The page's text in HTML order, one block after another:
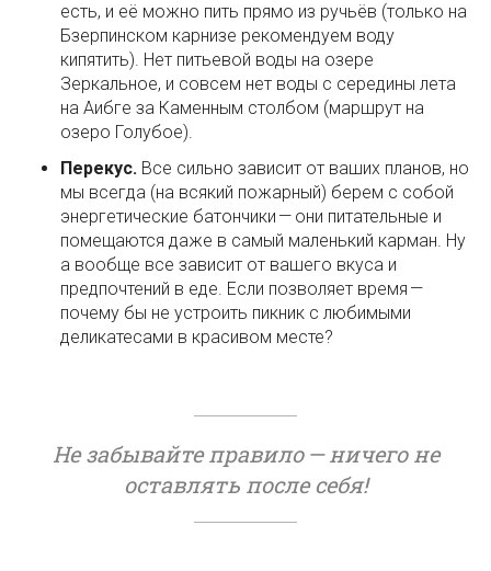
есть, и её можно пить прямо из ручьёв (только на
Бзерпинском карнизе рекомендуем воду
кипятить). Нет питьевой воды на озере
Зеркальное, и совсем нет воды с середины лета
на Аибге за Каменным столбом (маршрут на
озеро Голубое).
Перекус. Все сильно зависит от ваших планов, но
мы всегда (на всякий пожарный) берем с собой
энергетические батончики — они питательные и
помещаются даже в самый маленький карман. Ну
а вообще все зависит от вашего вкуса и
предпочтений в еде. Если позволяет время —
почему бы не устроить пикник с любимыми
деликатесами в красивом месте?
Не забывайте правило — ничего не
оставлять после себя!